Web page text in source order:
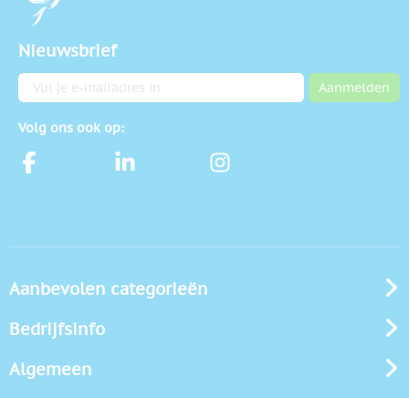
Nieuwsbrief
E-mailadres Aanmelden
Volg ons ook op:
Aanbevolen categorieën
Bedrijfsinfo
Algemeen